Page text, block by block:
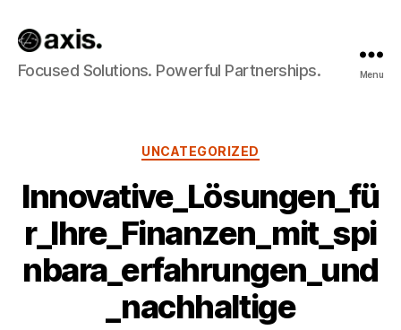
Axis
Builds
Focused Solutions. Powerful Partnerships. Menu
Categories
UNCATEGORIZED
Innovative_Lösungen_fü
r_Ihre_Finanzen_mit_spi
nbara_erfahrungen_und
_nachhaltige